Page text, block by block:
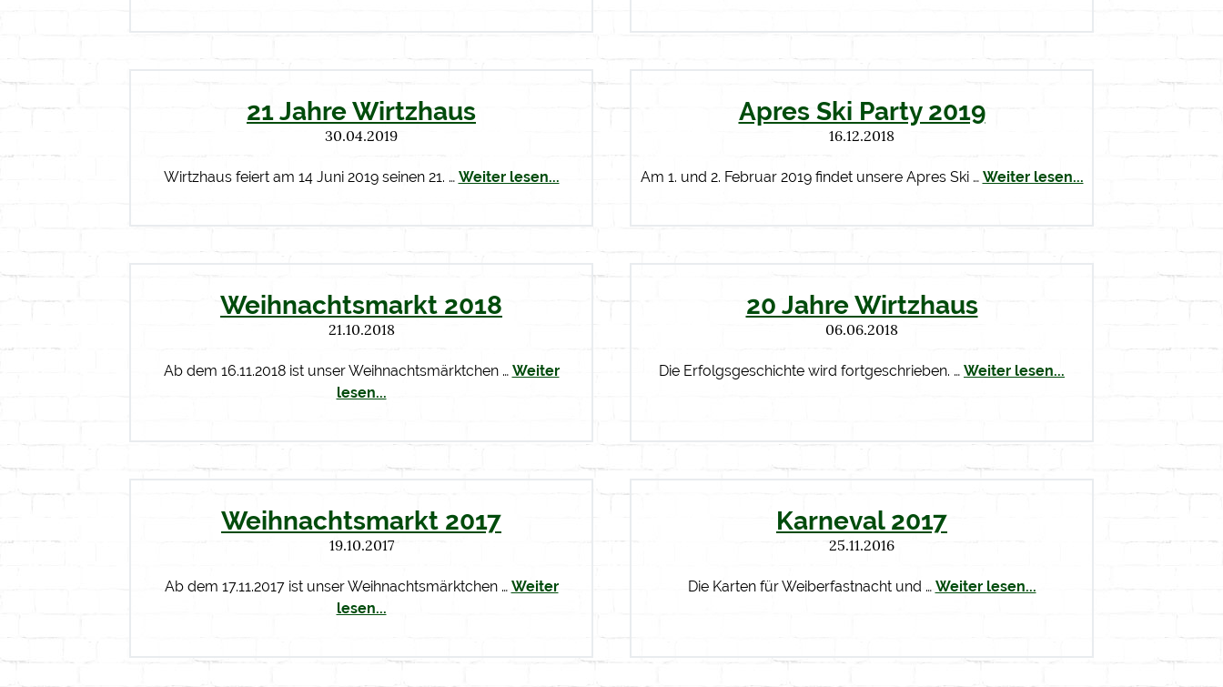
21 Jahre Wirtzhaus
30.04.2019
Wirtzhaus feiert am 14 Juni 2019 seinen 21. … Weiter lesen...
Apres Ski Party 2019
16.12.2018
Am 1. und 2. Februar 2019 findet unsere Apres Ski … Weiter lesen...
Weihnachtsmarkt 2018
21.10.2018
Ab dem 16.11.2018 ist unser Weihnachtsmärktchen … Weiter
lesen...
20 Jahre Wirtzhaus
06.06.2018
Die Erfolgsgeschichte wird fortgeschrieben. … Weiter lesen...
Weihnachtsmarkt 2017
19.10.2017
Ab dem 17.11.2017 ist unser Weihnachtsmärktchen … Weiter
lesen...
Karneval 2017
25.11.2016
Die Karten für Weiberfastnacht und … Weiter lesen...